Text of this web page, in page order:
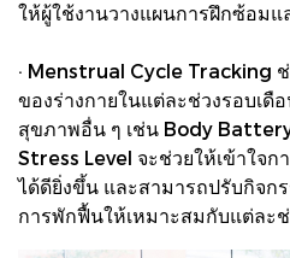
ให้ผู้ใช้งานวางแผนการฝึกซ้อม
· Menstrual Cycle Tracking
ของร่างกายในแต่ละช่วงรอบเดื
สุขภาพอื่น ๆ เช่น Body
Stress Level จะช่วยให้เข้าใจก
ได้ดียิ่งขึ้น และสามารถปรับกิจก
การพักฟื้นให้เหมาะสมกับแต่ละช่